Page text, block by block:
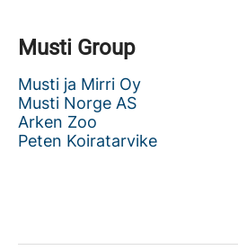
Musti Group
Musti ja Mirri Oy
Musti Norge AS
Arken Zoo
Peten Koiratarvike